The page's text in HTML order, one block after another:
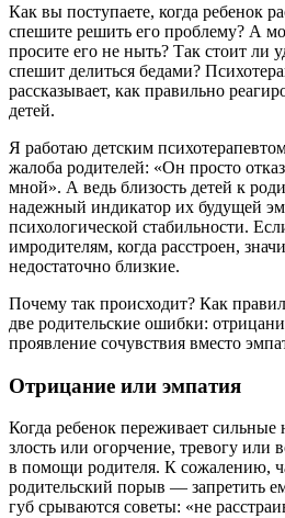
Как вы поступаете, когда ребенок
спешите решить его проблему? А
просите его не ныть? Так стоит ли
спешит делиться бедами?
рассказывает, как правильно
детей.
Я работаю детским
жалоба родителей: «Он просто
мной». А ведь близость детей к
надежный индикатор их будущей
психологической стабильности.
имродителям, когда расстроен,
недостаточно близкие.
Почему так происходит? Как
две родительские ошибки:
проявление сочувствия вместо
Отрицание или эмпатия
Когда ребенок переживает
злость или огорчение, тревогу
в помощи родителя. К сожалению,
родительский порыв — запретить
губ срываются советы: «не